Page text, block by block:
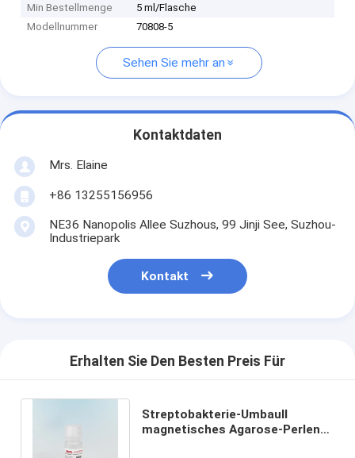
Min Bestellmenge
5 ml/Flasche
Modellnummer
70808-5
Sehen Sie mehr an
Kontaktdaten
Mrs. Elaine
+86 13255156956
NE36 Nanopolis Allee Suzhous, 99 Jinji See, Suzhou-
Industriepark
Kontakt
Erhalten Sie Den Besten Preis Für
Streptobakterie-UmbauⅡ
magnetisches Agarose-Perlen